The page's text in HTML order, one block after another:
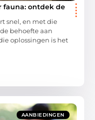
fauna: ontdek de
snel, en met die
behoefte aan
oplossingen is het
AANBIEDINGEN